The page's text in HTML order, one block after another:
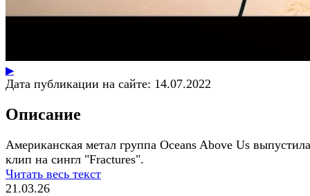
▶
Дата публикации на сайте: 14.07.2022
Описание
Американская метал группа Oceans Above Us выпустила
клип на сингл "Fractures".
Читать весь текст
21.03.26